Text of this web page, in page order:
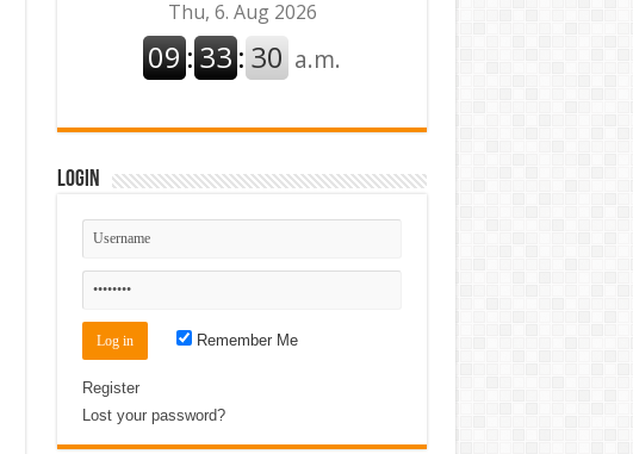
Login
Remember Me
Register
Lost your password?